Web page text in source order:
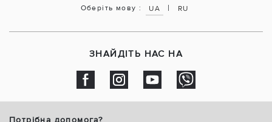
Оберіть мову : UA | RU
ЗНАЙДІТЬ НАС НА
Потрібна допомога?